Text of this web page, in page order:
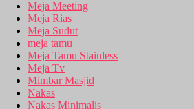
Meja Meeting
Meja Rias
Meja Sudut
meja tamu
Meja Tamu Stainless
Meja Tv
Mimbar Masjid
Nakas
Nakas Minimalis